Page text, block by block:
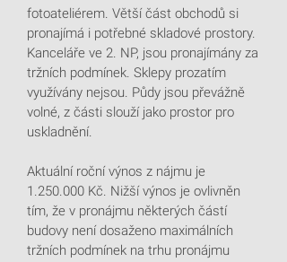
fotoateliérem. Větší část obchodů si
pronajímá i potřebné skladové prostory.
Kanceláře ve 2. NP, jsou pronajímány za
tržních podmínek. Sklepy prozatím
využívány nejsou. Půdy jsou převážně
volné, z části slouží jako prostor pro
uskladnění.
Aktuální roční výnos z nájmu je
1.250.000 Kč. Nižší výnos je ovlivněn
tím, že v pronájmu některých částí
budovy není dosaženo maximálních
tržních podmínek na trhu pronájmu